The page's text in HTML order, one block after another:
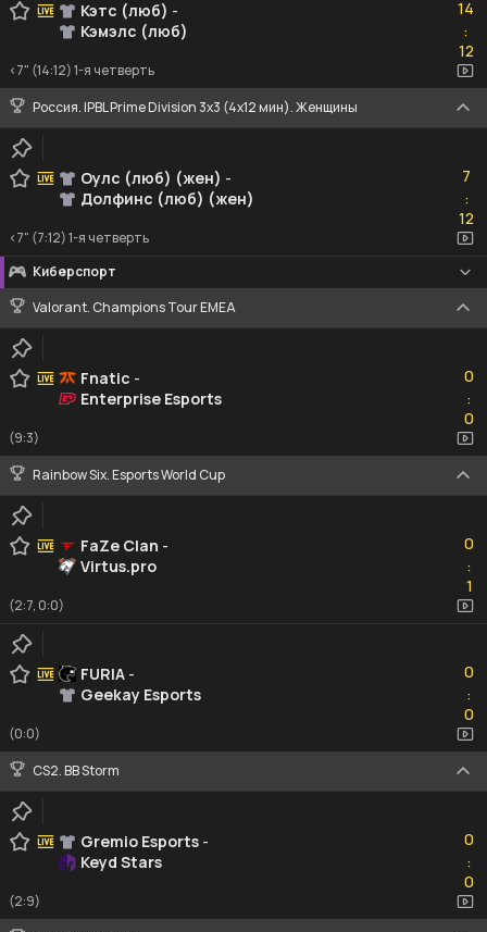
Кэтс (люб) -
Кэмэлс (люб)
14
:12
12
<7" (14:12) 1-я четверть
Россия. IPBL Prime Division 3x3 (4x12 мин). Женщины
Оулс (люб) (жен) -
Долфинс (люб) (жен)
7
:12
12
<7" (7:12) 1-я четверть
Киберспорт
Valorant. Champions Tour EMEA
Fnatic -
Enterprise Esports
0
:0
0
(9:3)
Rainbow Six. Esports World Cup
FaZe Clan -
Virtus.pro
0
:1
1
(2:7, 0:0)
FURIA -
Geekay Esports
0
:0
0
(0:0)
CS2. BB Storm
Gremio Esports -
Keyd Stars
0
:0
0
(2:9)